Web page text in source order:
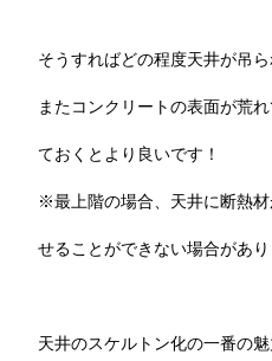
そうすればどの程度天井が吊
またコンクリートの表面が荒
ておくとより良いです！
※最上階の場合、天井に断熱
せることができない場合があり
天井のスケルトン化の一番の